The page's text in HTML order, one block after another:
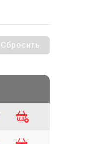
Сбросить